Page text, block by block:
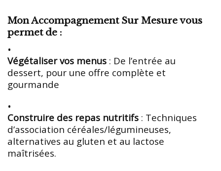
Mon Accompagnement Sur Mesure vous
permet de :
Végétaliser vos menus : De l’entrée au
dessert, pour une offre complète et
gourmande
Construire des repas nutritifs : Techniques
d’association céréales/légumineuses,
alternatives au gluten et au lactose
maîtrisées.